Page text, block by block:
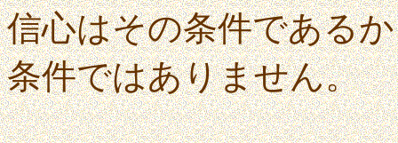
信心はその条件である
条件ではありません。